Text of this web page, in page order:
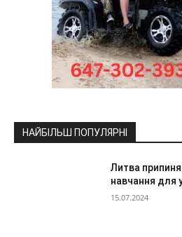
НАЙБІЛЬШ ПОПУЛЯРНІ
Литва
навчання для
15.07.2024